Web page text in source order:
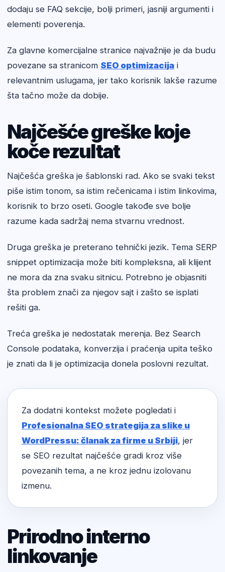
dodaju se FAQ sekcije, bolji primeri, jasniji argumenti i
elementi poverenja.
Za glavne komercijalne stranice najvažnije je da budu
povezane sa stranicom SEO optimizacija i
relevantnim uslugama, jer tako korisnik lakše razume
šta tačno može da dobije.
Najčešće greške koje
koče rezultat
Najčešća greška je šablonski rad. Ako se svaki tekst
piše istim tonom, sa istim rečenicama i istim linkovima,
korisnik to brzo oseti. Google takođe sve bolje
razume kada sadržaj nema stvarnu vrednost.
Druga greška je preterano tehnički jezik. Tema SERP
snippet optimizacija može biti kompleksna, ali klijent
ne mora da zna svaku sitnicu. Potrebno je objasniti
šta problem znači za njegov sajt i zašto se isplati
rešiti ga.
Treća greška je nedostatak merenja. Bez Search
Console podataka, konverzija i praćenja upita teško
je znati da li je optimizacija donela poslovni rezultat.
Za dodatni kontekst možete pogledati i
Profesionalna SEO strategija za slike u
WordPressu: članak za firme u Srbiji, jer
se SEO rezultat najčešće gradi kroz više
povezanih tema, a ne kroz jednu izolovanu
izmenu.
Prirodno interno
linkovanje